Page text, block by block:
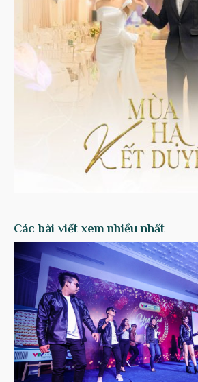
Các bài viết xem nhiều nhất